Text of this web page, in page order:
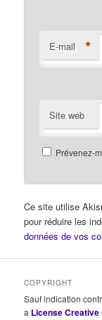
E-mail *
Site web
Prévenez-
Ce site utilise
pour réduire les
données de vos
COPYRIGHT
Sauf indication
a License Creative